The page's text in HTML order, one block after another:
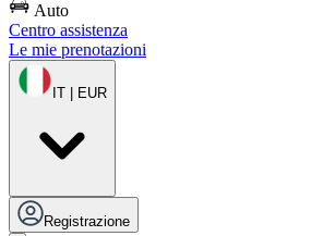
Auto
Centro assistenza
Le mie prenotazioni
IT | EUR
Registrazione